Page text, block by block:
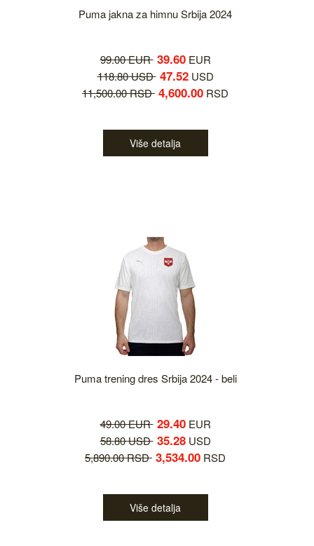
Puma jakna za himnu Srbija 2024
99.00 EUR 39.60EUR
118.80 USD 47.52USD
11,500.00 RSD 4,600.00 RSD
Više detalja
Puma trening dres Srbija 2024 - beli
49.00 EUR 29.40EUR
58.80 USD 35.28USD
5,890.00 RSD 3,534.00 RSD
Više detalja